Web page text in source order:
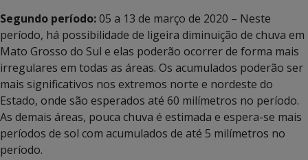
Segundo período:05 a 13 de março de 2020 – Neste
período, há possibilidade de ligeira diminuição de chuva em
Mato Grosso do Sul e elas poderão ocorrer de forma mais
irregulares em todas as áreas. Os acumulados poderão ser
mais significativos nos extremos norte e nordeste do
Estado, onde são esperados até 60 milímetros no período.
As demais áreas, pouca chuva é estimada e espera-se mais
períodos de sol com acumulados de até 5 milímetros no
período.